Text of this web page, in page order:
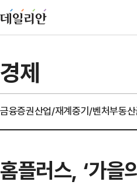
경제
금융증권산업/재계중기/벤처부동산
홈플러스, ‘가